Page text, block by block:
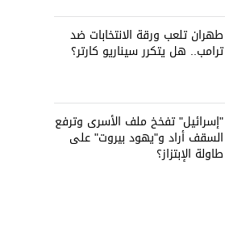
على الطاولة
طهران تلعب ورقة الانتخابات ضد
ترامب.. هل يتكرر سيناريو كارتر؟
"إسرائيل" تفخخ ملف الأسرى وترفع
السقف أراد و"يهود بيروت" على
طاولة الإبتزاز؟